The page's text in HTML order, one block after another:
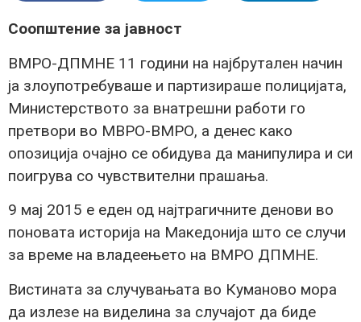
Соопштение за јавност
ВМРО-ДПМНЕ 11 години на најбрутален начин
ја злоупотребуваше и партизираше полицијата,
Министерството за внатрешни работи го
претвори во МВРО-ВМРО, а денес како
опозиција очајно се обидува да манипулира и си
поигрува со чувствителни прашања.
9 мај 2015 е еден од најтрагичните денови во
поновата историја на Македонија што се случи
за време на владеењето на ВМРО ДПМНЕ.
Вистината за случувањата во Куманово мора
да излезе на виделина за случајот да биде